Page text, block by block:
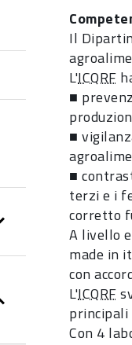
Il
L'ICQRF
■
■
■
terzi e i
corretto
A livello
made in
con
L'ICQRF
principali
Con 4